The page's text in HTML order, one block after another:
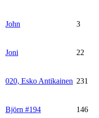
John 3
Joni 22
020, Esko Antikainen 231
Björn #194 146